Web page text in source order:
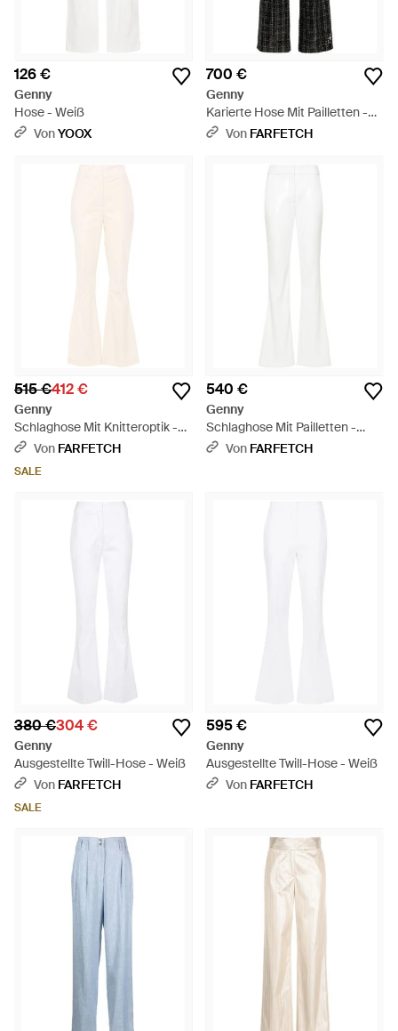
126 €
Genny
Hose - Weiß
VonYOOX
700 €
Genny
Karierte Hose Mit Pailletten -
Schwarz
Von FARFETCH
515 €412 €
Genny
Schlaghose Mit Knitteroptik -
WeißVon FARFETCH
SALE
540 €
Genny
Schlaghose Mit Pailletten -
WeißVon FARFETCH
380 €304 €
Genny
Ausgestellte Twill-Hose - Weiß
Von FARFETCH
SALE
595 €
Genny
Ausgestellte Twill-Hose - Weiß
Von FARFETCH